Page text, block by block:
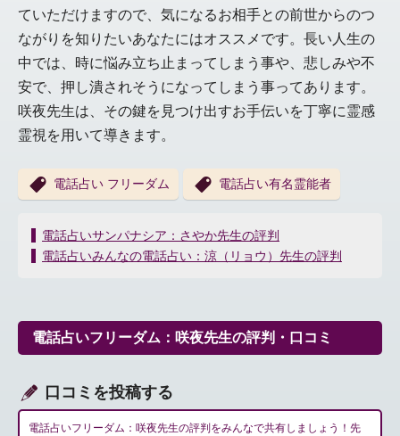
ていただけますので、気になるお相手との前世からのつ
ながりを知りたいあなたにはオススメです。長い人生の
中では、時に悩み立ち止まってしまう事や、悲しみや不
安で、押し潰されそうになってしまう事ってあります。
咲夜先生は、その鍵を見つけ出すお手伝いを丁寧に霊感
霊視を用いて導きます。
電話占い フリーダム 電話占い有名霊能者
投
稿
ー
シ
ン
電話占いサンパナシア：さやか先生の評判
電話占いみんなの電話占い：涼（リョウ）先生の評判
電話占いフリーダム：咲夜先生の評判・口コミ
口コミを投稿する
電話占いフリーダム：咲夜先生の評判をみんなで共有しましょう！先